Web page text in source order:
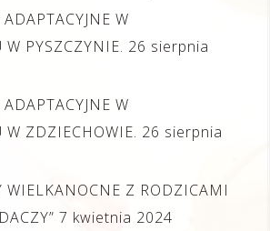
W
W PYSZCZYNIE. 26 sierpnia
W
W ZDZIECHOWIE. 26 sierpnia
WIELKANOCNE Z RODZICAMI
7 kwietnia 2024